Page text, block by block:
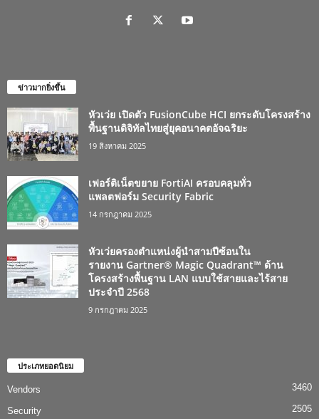
ข่าวมากยิ่งขึ้น
หัวเว่ย เปิดตัว FusionCube HCI ยกระดับโครงสร้าง
พื้นฐานดิจิทัลไทยสู่ยุคอนาคตอัจฉริยะ
19 สิงหาคม 2025
เฟอร์ติเน็ตขยาย FortiAI ครอบคลุมทั่ว
แพลตฟอร์ม Security Fabric
14 กรกฎาคม 2025
หัวเว่ยครองตำแหน่งผู้นำสามปีซ้อนใน
รายงาน Gartner® Magic Quadrant™ ด้าน
โครงสร้างพื้นฐาน LAN แบบใช้สายและไร้สาย
ประจำปี 2568
9 กรกฎาคม 2025
ประเภทยอดนิยม
Vendors 3460
Security 2505